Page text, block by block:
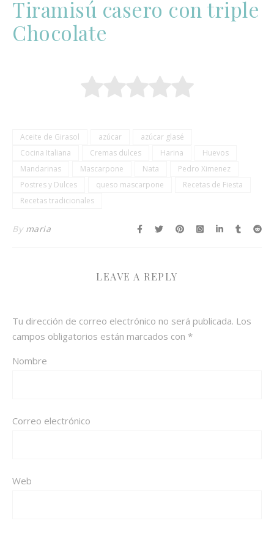
Tiramisú casero con triple
Chocolate
Aceite de Girasol azúcar
azúcar glasé
Cocina Italiana
Cremas dulces Harina
Huevos
Mandarinas
Mascarpone Nata
Pedro Ximenez
Postres y Dulces
queso mascarpone
Recetas de Fiesta
Recetas tradicionales
By maria
LEAVE A REPLY
Tu dirección de correo electrónico no será publicada. Los
campos obligatorios están marcados con *
Nombre
Correo electrónico
Web